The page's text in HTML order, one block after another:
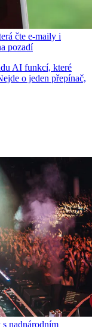
čte e-maily i
pozadí
AI funkcí, které
o jeden přepínač,
nadnárodním